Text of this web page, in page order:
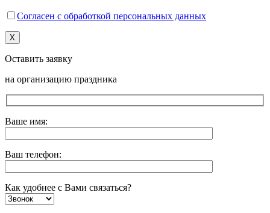
Согласен с обработкой персональных данных
X
Оставить заявку
на организацию праздника
Ваше имя:
Ваш телефон:
Как удобнее с Вами связаться?